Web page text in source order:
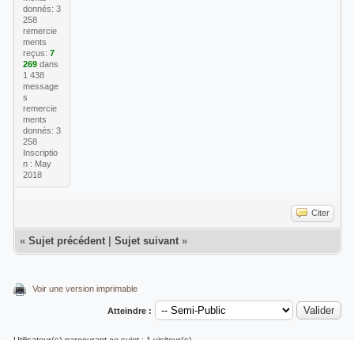
donnés: 3
258
remercie
ments
reçus: 7
269dans
1 438
message
s
remercie
ments
donnés: 3
258
Inscriptio
n : May
2018
Citer
« Sujet précédent| Sujet suivant»
Voir une version imprimable
Atteindre :